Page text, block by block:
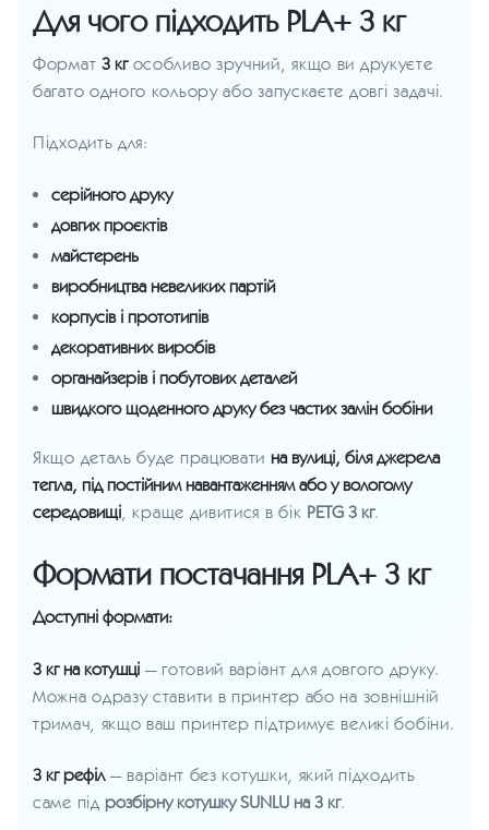
Для чого підходить PLA+ 3 кг
Формат 3 кгособливо зручний, якщо ви друкуєте
багато одного кольору або запускаєте довгі задачі.
Підходить для:
серійного друку
довгих проєктів
майстерень
виробництва невеликих партій
корпусів і прототипів
декоративних виробів
органайзерів і побутових деталей
швидкого щоденного друку без частих замін бобіни
Якщо деталь буде працювати на вулиці, біля джерела
тепла, під постійним навантаженням або у вологому
середовищі , краще дивитися в бік PETG 3 кг.
Формати постачання PLA+ 3 кг
Доступні формати:
3 кг на котушці — готовий варіант для довгого друку.
Можна одразу ставити в принтер або на зовнішній
тримач, якщо ваш принтер підтримує великі бобіни.
3 кг рефіл— варіант без котушки, який підходить
саме під розбірну котушку SUNLU на 3 кг.